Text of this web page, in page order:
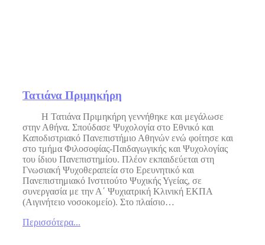
Τατιάνα Πριμηκήρη
Η Τατιάνα Πριμηκήρη γεννήθηκε και μεγάλωσε
στην Αθήνα. Σπούδασε Ψυχολογία στο Εθνικό και
Καποδιστριακό Πανεπιστήμιο Αθηνών ενώ φοίτησε και
στο τμήμα Φιλοσοφίας-Παιδαγωγικής και Ψυχολογίας
του ίδιου Πανεπιστημίου. Πλέον εκπαιδεύεται στη
Γνωσιακή Ψυχοθεραπεία στο Ερευνητικό και
Πανεπιστημιακό Ινστιτούτο Ψυχικής Υγείας, σε
συνεργασία με την Α΄ Ψυχιατρική Κλινική ΕΚΠΑ
(Αιγινήτειο νοσοκομείο). Στο πλαίσιο…
Περισσότερα...